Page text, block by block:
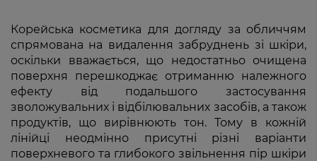
Корейська косметика для догляду за обличчям
спрямована на видалення забруднень зі шкіри,
оскільки вважається, що недостатньо очищена
поверхня перешкоджає отриманню належного
ефекту від подальшого застосування
зволожувальних і відбілювальних засобів, а також
продуктів, що вирівнюють тон. Тому в кожній
лінійці неодмінно присутні різні варіанти
поверхневого та глибокого звільнення пір шкіри